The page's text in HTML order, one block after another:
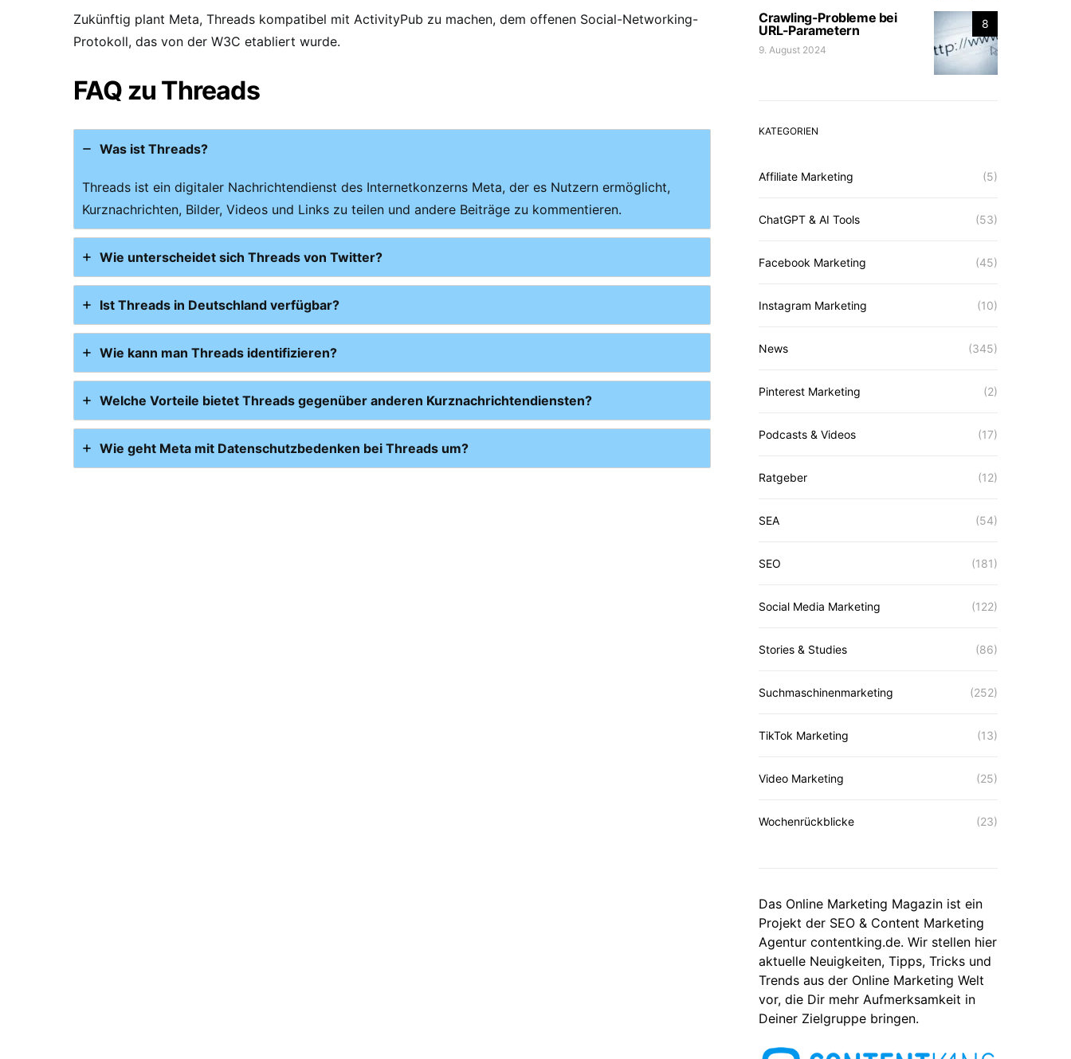
Zukünftig plant Meta, Threads kompatibel mit ActivityPub zu machen, dem offenen Social-Networking-
Protokoll, das von der W3C etabliert wurde.
FAQ zu Threads
Was ist Threads?
Threads ist ein digitaler Nachrichtendienst des Internetkonzerns Meta, der es Nutzern ermöglicht,
Kurznachrichten, Bilder, Videos und Links zu teilen und andere Beiträge zu kommentieren.
Wie unterscheidet sich Threads von Twitter?
Ist Threads in Deutschland verfügbar?
Wie kann man Threads identifizieren?
Welche Vorteile bietet Threads gegenüber anderen Kurznachrichtendiensten?
Wie geht Meta mit Datenschutzbedenken bei Threads um?
8
Crawling-Probleme bei
URL-Parametern
9. August 2024
KATEGORIEN
Affiliate Marketing (5)
ChatGPT & AI Tools (53)
Facebook Marketing (45)
Instagram Marketing (10)
News (345)
Pinterest Marketing (2)
Podcasts & Videos (17)
Ratgeber (12)
SEA (54)
SEO (181)
Social Media Marketing (122)
Stories & Studies (86)
Suchmaschinenmarketing (252)
TikTok Marketing (13)
Video Marketing (25)
Wochenrückblicke (23)
Das Online Marketing Magazin ist ein
Projekt der SEO & Content Marketing
Agentur contentking.de. Wir stellen hier
aktuelle Neuigkeiten, Tipps, Tricks und
Trends aus der Online Marketing Welt
vor, die Dir mehr Aufmerksamkeit in
Deiner Zielgruppe bringen.